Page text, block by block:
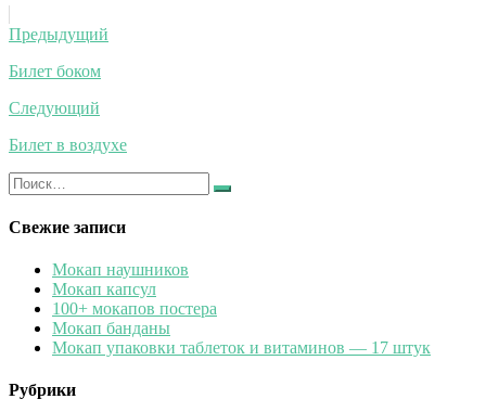
Навигация
по
записям
Предыдущий
Билет боком
Следующий
Билет в воздухе
Искать:
Найти
Свежие записи
Мокап наушников
Мокап капсул
100+ мокапов постера
Мокап банданы
Мокап упаковки таблеток и витаминов — 17 штук
Рубрики